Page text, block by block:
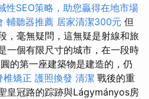
性SEO策略，助您贏得在地市場
輔聽器推薦 居家清潔300元 但
，毫無疑問，這無疑是射線和旅
一個有限尺寸的城市，在一段時
的第一座建築物是建造的，仍
椎矯正 護照換發 清潔 戰後的重
皇冠路的踪跡與Lágymányos房